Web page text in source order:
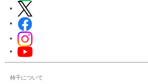
柿千について